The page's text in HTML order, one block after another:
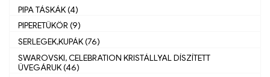
PIPA TÁSKÁK (4)
PIPERETÜKÖR (9)
SERLEGEK,KUPÁK (76)
SWAROVSKI, CELEBRATION KRISTÁLLYAL DÍSZÍTETT
ÜVEGÁRUK (46)